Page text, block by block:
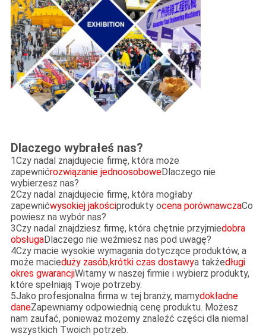
Dlaczego wybrałeś nas?
1Czy nadal znajdujecie firmę, która może
zapewnićrozwiązanie jednoosoboweDlaczego nie
wybierzesz nas?
2Czy nadal znajdujecie firmę, która mogłaby
zapewnićwysokiej jakościprodukty ocena porównawczaCo
powiesz na wybór nas?
3Czy nadal znajdziesz firmę, która chętnie przyjmiedobra
obsługaDlaczego nie weźmiesz nas pod uwagę?
4Czy macie wysokie wymagania dotyczące produktów, a
może macieduży zasób,krótki czas dostawya takżedługi
okres gwarancjiWitamy w naszej firmie i wybierz produkty,
które spełniają Twoje potrzeby.
5Jako profesjonalna firma w tej branży, mamydokładne
daneZapewniamy odpowiednią cenę produktu. Możesz
nam zaufać, ponieważ możemy znaleźć części dla niemal
wszystkich Twoich potrzeb.